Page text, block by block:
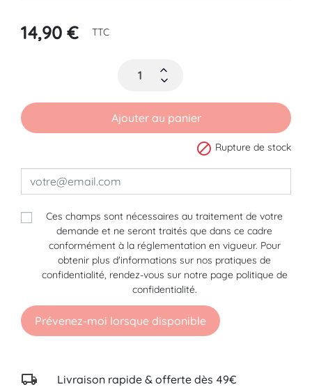
14,90 € TTC
Ajouter au panier
 Rupture de stock
Ces champs sont nécessaires au traitement de votre
demande et ne seront traités que dans ce cadre
conformément à la réglementation en vigueur. Pour
obtenir plus d'informations sur nos pratiques de
confidentialité, rendez-vous sur notre page politique de
confidentialité.
Prévenez-moi lorsque disponible
Livraison rapide & offerte dès 49€